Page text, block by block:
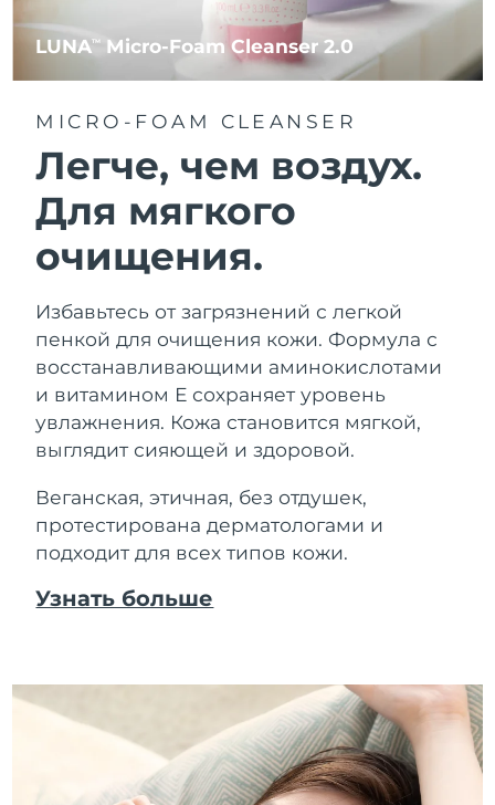
LUNATM Micro-Foam Cleanser 2.0
MICRO-FOAM CLEANSER
Легче, чем воздух.
Для мягкого
очищения.
Избавьтесь от загрязнений с легкой
пенкой для очищения кожи. Формула с
восстанавливающими аминокислотами
и витамином Е сохраняет уровень
увлажнения. Кожа становится мягкой,
выглядит сияющей и здоровой.
Веганская, этичная, без отдушек,
протестирована дерматологами и
подходит для всех типов кожи.
Узнать больше